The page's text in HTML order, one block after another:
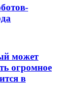
может
огромное
в